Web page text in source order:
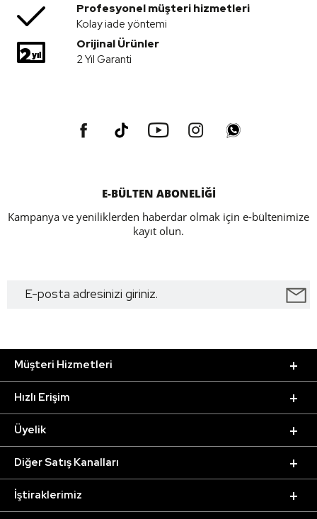
Profesyonel müşteri hizmetleri
Kolay iade yöntemi
Orijinal Ürünler
2 Yıl Garanti
E-BÜLTEN ABONELİĞİ
Kampanya ve yeniliklerden haberdar olmak için e-bültenimize
kayıt olun.
Müşteri Hizmetleri
Hızlı Erişim
Üyelik
Diğer Satış Kanalları
İştiraklerimiz